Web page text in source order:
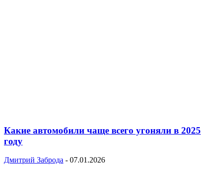
Какие автомобили чаще всего угоняли в 2025
году
Дмитрий Заброда - 07.01.2026